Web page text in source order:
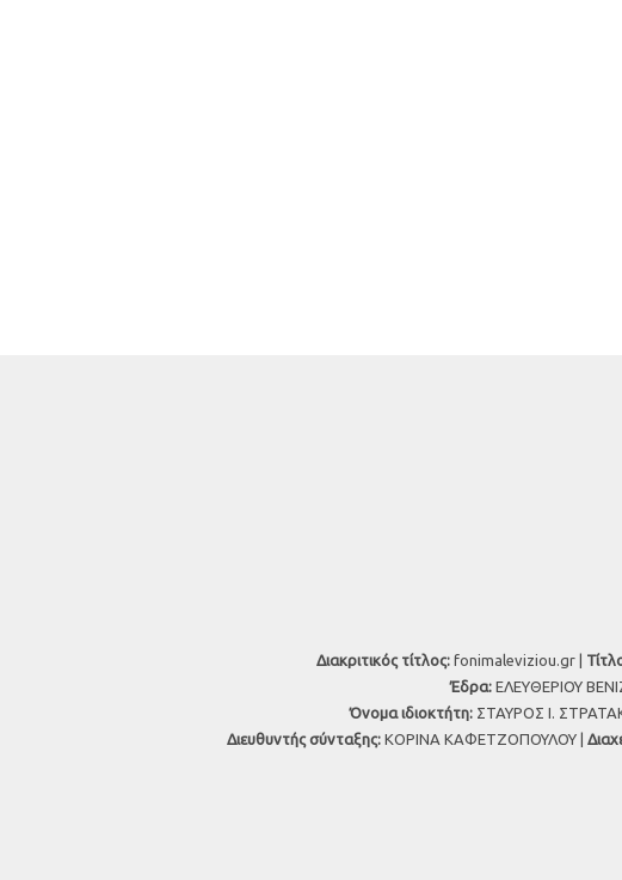
Διακριτικός τίτλος: fonimaleviziou.gr |
Έδρα: ΕΛΕΥΘΕΡΙΟΥ
Όνομα ιδιοκτήτη: ΣΤΑΥΡΟΣ Ι.
Διευθυντής σύνταξης: ΚΟΡΙΝΑ ΚΑΦΕΤΖΟΠΟΥΛΟΥ |